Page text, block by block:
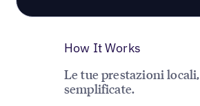
How It Works
Le tue prestazioni locali,
semplificate.